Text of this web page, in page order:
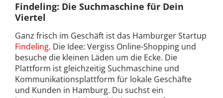
Findeling: Die Suchmaschine für Dein
Viertel
Ganz frisch im Geschäft ist das Hamburger Startup
Findeling. Die Idee: Vergiss Online-Shopping und
besuche die kleinen Läden um die Ecke. Die
Plattform ist gleichzeitig Suchmaschine und
Kommunikationsplattform für lokale Geschäfte
und Kunden in Hamburg. Du suchst ein